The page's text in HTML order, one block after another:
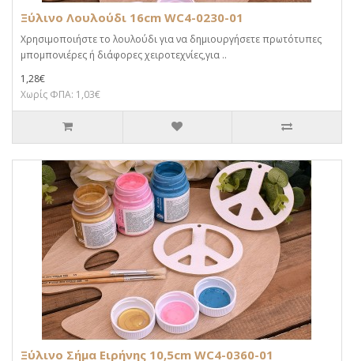
Ξύλινο Λουλούδι 16cm WC4-0230-01
Χρησιμοποιήστε το λουλούδι για να δημιουργήσετε πρωτότυπες
μπομπονιέρες ή διάφορες χειροτεχνίες,για ..
1,28€
Χωρίς ΦΠΑ: 1,03€
Ξύλινο Σήμα Ειρήνης 10,5cm WC4-0360-01